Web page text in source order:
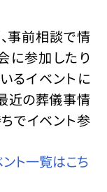
事前相談で情
に参加したり
るイベントに
近の葬儀事情
でイベント参
ト一覧はこち